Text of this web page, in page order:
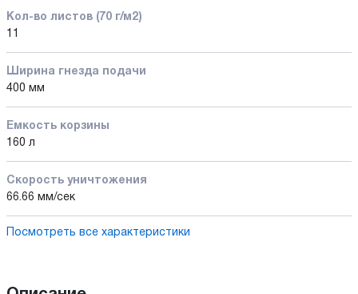
Кол-во листов (70 г/м2)
11
Ширина гнезда подачи
400 мм
Емкость корзины
160 л
Скорость уничтожения
66.66 мм/сек
Посмотреть все характеристики